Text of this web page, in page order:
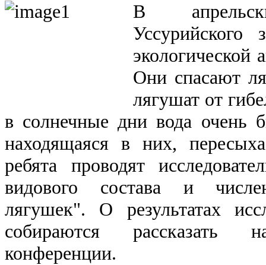
В
Уссурийского
экологической
Они спасают
лягушат от
в солнечные дни вода очень
находящаяся в них,
ребята проводят
видового состава и
лягушек". О результатах
собираются рассказать
конференции.